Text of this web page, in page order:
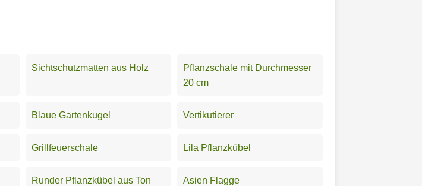
Sichtschutzmatten aus Holz
Pflanzschale mit Durchmesser
20 cm
Blaue Gartenkugel Vertikutierer
Grillfeuerschale Lila Pflanzkübel
Runder Pflanzkübel aus Ton Asien Flagge